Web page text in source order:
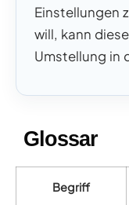
Einstellungen
will, kann
Umstellung in
Glossar
Begriff